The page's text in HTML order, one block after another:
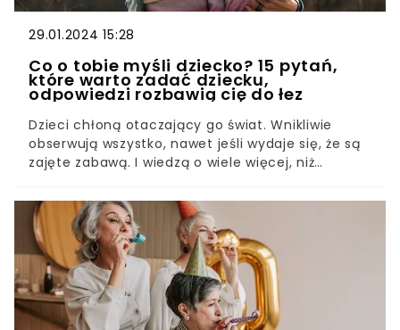
29.01.2024 15:28
Co o tobie myśli dziecko? 15 pytań,
które warto zadać dziecku,
odpowiedzi rozbawią cię do łez
Dzieci chłoną otaczający go świat. Wnikliwie
obserwują wszystko, nawet jeśli wydaje się, że są
zajęte zabawą. I wiedzą o wiele więcej, niż
temat, także na temat rodziców.Chcesz wiedzieć,
co twoje dziecko myśli o tobie? Zadaj mu te 15
pytań, a przekonasz się, jak cię odbiera i jak dużo
o tobie wie.